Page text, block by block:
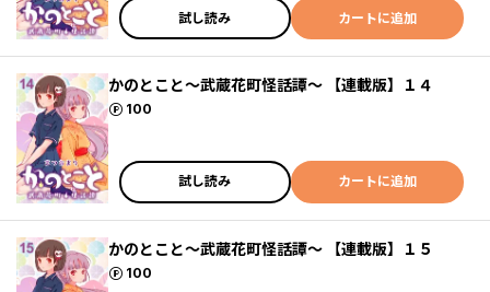
試し読み カートに追加
かのとこと～武蔵花町怪話譚～ 【連載版】１４
100
ポイント
試し読み カートに追加
かのとこと～武蔵花町怪話譚～ 【連載版】１５
100
ポイント